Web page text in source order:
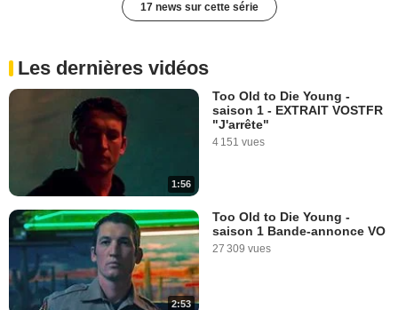
17 news sur cette série
Les dernières vidéos
1:56
Too Old to Die Young -
saison 1 - EXTRAIT VOSTFR
"J'arrête"
4 151 vues
2:53
Too Old to Die Young -
saison 1 Bande-annonce VO
27 309 vues